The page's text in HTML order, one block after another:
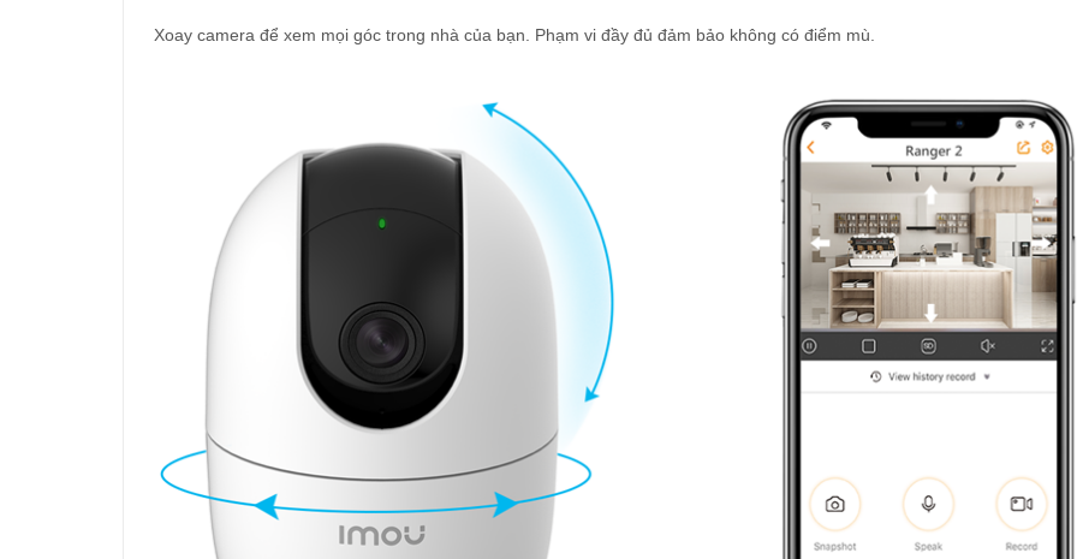
Xoay camera để xem mọi góc trong nhà của bạn. Phạm vi đầy đủ đảm bảo không có điểm mù.